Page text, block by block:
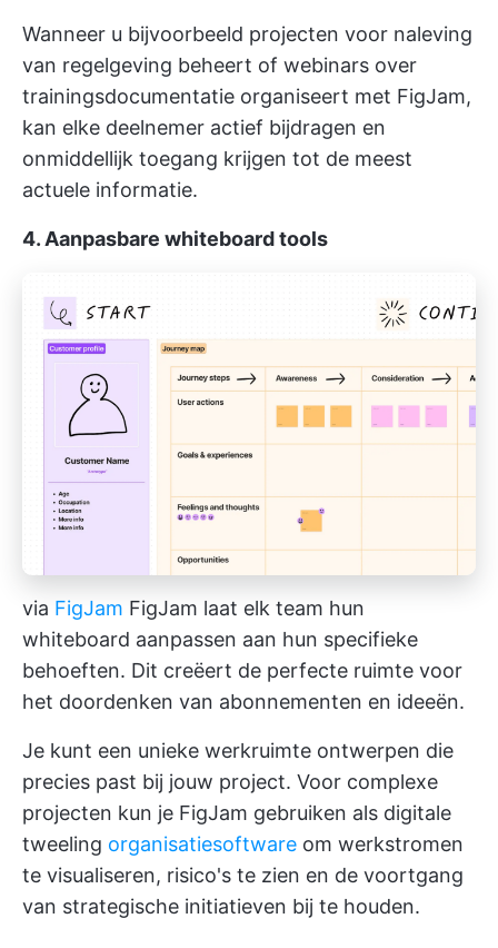
Wanneer u bijvoorbeeld projecten voor naleving
van regelgeving beheert of webinars over
trainingsdocumentatie organiseert met FigJam,
kan elke deelnemer actief bijdragen en
onmiddellijk toegang krijgen tot de meest
actuele informatie.
4. Aanpasbare whiteboard tools
via FigJam FigJam laat elk team hun
whiteboard aanpassen aan hun specifieke
behoeften. Dit creëert de perfecte ruimte voor
het doordenken van abonnementen en ideeën.
Je kunt een unieke werkruimte ontwerpen die
precies past bij jouw project. Voor complexe
projecten kun je FigJam gebruiken als digitale
tweeling organisatiesoftware om werkstromen
te visualiseren, risico's te zien en de voortgang
van strategische initiatieven bij te houden.